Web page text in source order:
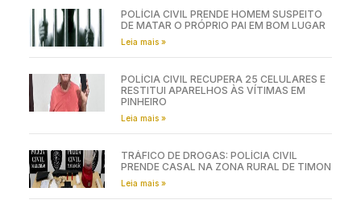
POLÍCIA CIVIL PRENDE HOMEM SUSPEITO
DE MATAR O PRÓPRIO PAI EM BOM LUGAR
Leia mais »
POLÍCIA CIVIL RECUPERA 25 CELULARES E
RESTITUI APARELHOS ÀS VÍTIMAS EM
PINHEIRO
Leia mais »
TRÁFICO DE DROGAS: POLÍCIA CIVIL
PRENDE CASAL NA ZONA RURAL DE TIMON
Leia mais »